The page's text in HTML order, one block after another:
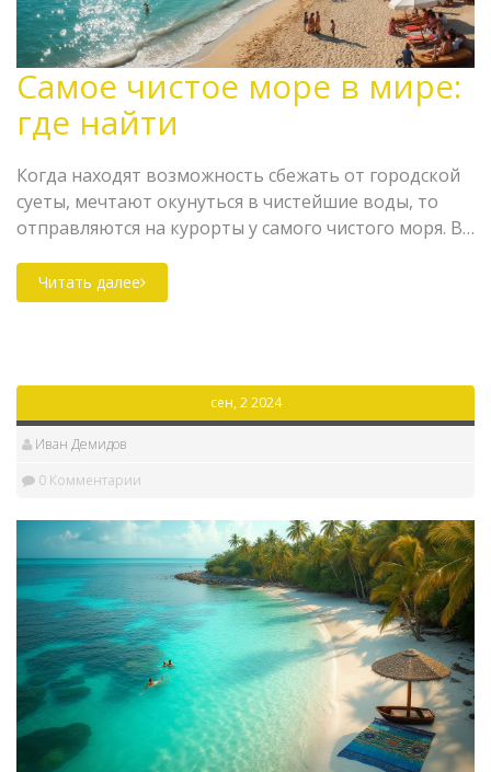
Самое чистое море в мире:
где найти
Когда находят возможность сбежать от городской
суеты, мечтают окунуться в чистейшие воды, то
отправляются на курорты у самого чистого моря. В
поражает даже самых искушенных
путешественников. Вы узнаете, какие курорты
сделать ваш отдых незабываемым, а
дополнительная информация даст возможность
лучше подготовиться к поездке.
Читать далее
сен, 2 2024
Иван Демидов
0 Комментарии